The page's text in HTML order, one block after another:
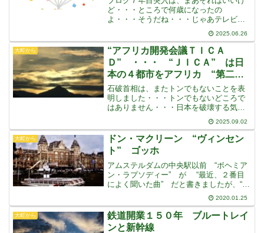
ど・・・ところで何歳になったの
よ・・・そうだね・・・じゃあテレビ番
組でヒントを・・・もちろん団塊の世代
よりは下なんだけど・・・小学生の低学
年で家にテレビが来たんだよ・・・隣の
家がちょっと早くテレビを買った
2025.06.26
大町から
“アフリカ開発会議ＴＩＣＡ
Ｄ” ・・・ “ＪＩＣＡ” は日
本の４都市をアフリカ “第二の
故郷” に設定
石破首相は、またトンでもないことを表
明しました・・・トンでもないどころで
はありません・・・日本を破壊する気で
す住民への何の説明もなく、2025年アフ
リカ開発会議 (ＴＩＣＡＤ) で、日本の
地方４都市をアフリカの “第二の故郷”
に設定したと
2025.09.02
大町から
ドン・マクリーン “ヴィンセン
ト” ゴッホ
アムステルダムの中央駅以前 “ボヘミア
ン・ラプソディー” が “最近、２番目
によく聞いた曲” だと書きましたが、“最
近、もっともよく聞いている曲” は、ド
ン・マクリーンの “ヴィンセント” です
これは、ドンが “ヴィンセント・バン・
ゴッホ
2020.01.25
大町から
鉄道開業１５０年 ブルートレイ
ンと新幹線